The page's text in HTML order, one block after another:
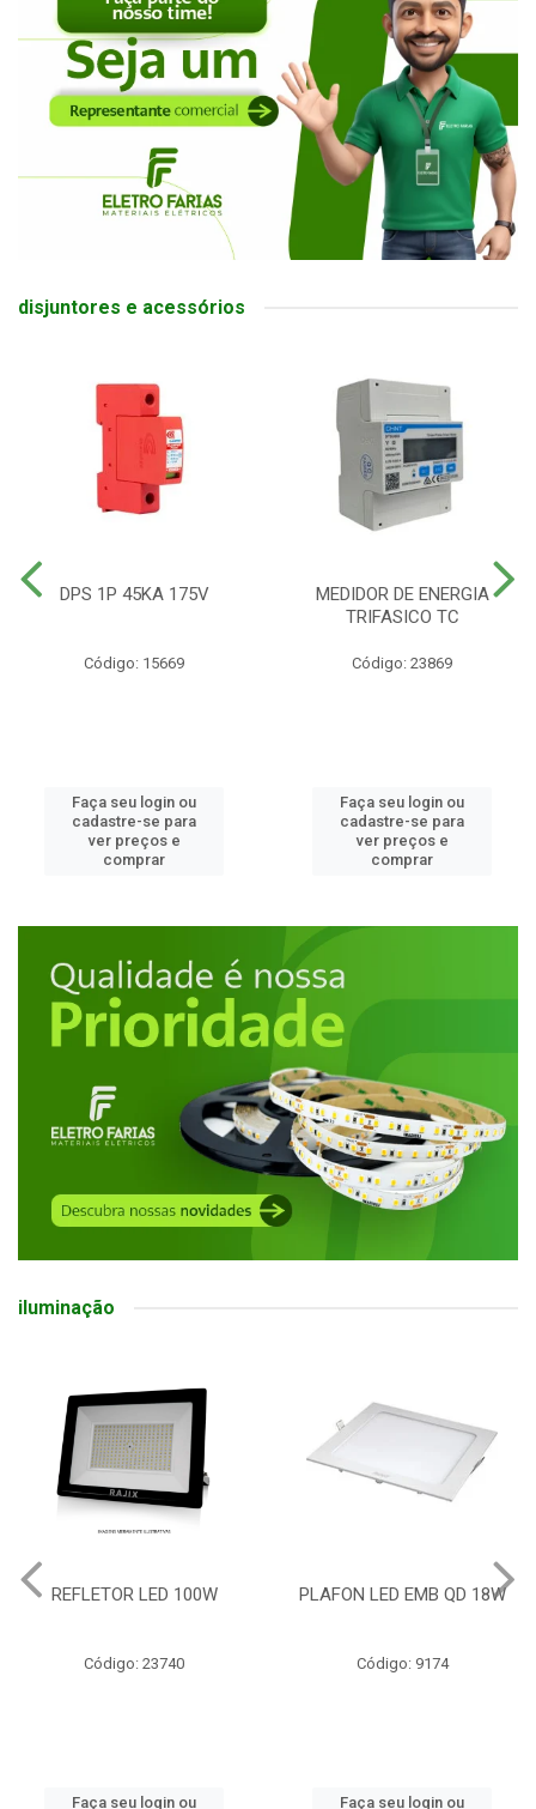
disjuntores e acessórios
DPS 1P 45KA 175V
Código: 15669
Faça seu login ou
cadastre-se para
ver preços e
comprar
MEDIDOR DE ENERGIA
TRIFASICO TC
Código: 23869
Faça seu login ou
cadastre-se para
ver preços e
comprar
iluminação
REFLETOR LED 100W
Código: 23740
Faça seu login ou
PLAFON LED EMB QD 18W
Código: 9174
Faça seu login ou